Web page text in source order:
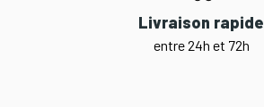
Livraison rapide
entre 24h et 72h